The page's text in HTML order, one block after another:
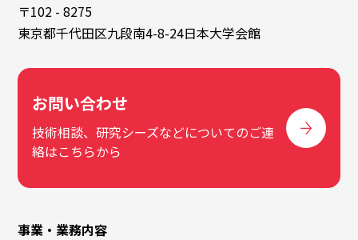
〒102 - 8275
東京都千代田区九段南4-8-24日本大学会館
お問い合わせ
技術相談、研究シーズなどについてのご連
絡はこちらから
事業・業務内容